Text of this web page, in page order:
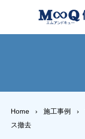
Home › 施工事例 ›
ス撤去